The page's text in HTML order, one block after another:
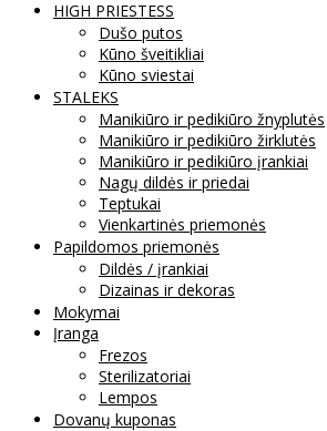
HIGH PRIESTESS
Dušo putos
Kūno šveitikliai
Kūno sviestai
STALEKS
Manikiūro ir pedikiūro žnyplutės
Manikiūro ir pedikiūro žirklutės
Manikiūro ir pedikiūro įrankiai
Nagų dildės ir priedai
Teptukai
Vienkartinės priemonės
Papildomos priemonės
Dildės / įrankiai
Dizainas ir dekoras
Mokymai
Įranga
Frezos
Sterilizatoriai
Lempos
Dovanų kuponas